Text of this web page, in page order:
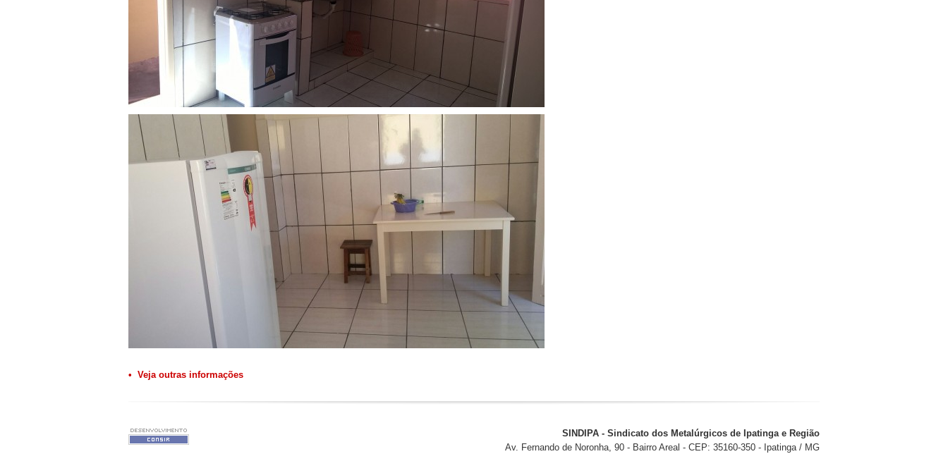
• Veja outras informações
SINDIPA - Sindicato dos Metalúrgicos de Ipatinga e Região
Av. Fernando de Noronha, 90 - Bairro Areal - CEP: 35160-350 - Ipatinga / MG